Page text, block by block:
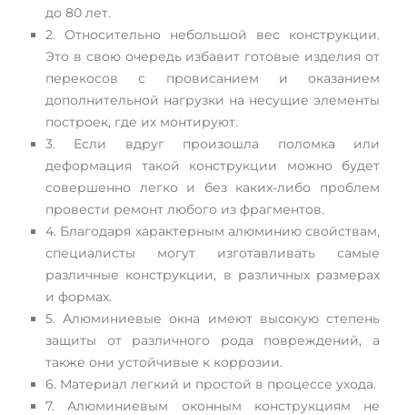
до 80 лет.
2. Относительно небольшой вес конструкции.
Это в свою очередь избавит готовые изделия от
перекосов с провисанием и оказанием
дополнительной нагрузки на несущие элементы
построек, где их монтируют.
3. Если вдруг произошла поломка или
деформация такой конструкции можно будет
совершенно легко и без каких-либо проблем
провести ремонт любого из фрагментов.
4. Благодаря характерным алюминию свойствам,
специалисты могут изготавливать самые
различные конструкции, в различных размерах
и формах.
5. Алюминиевые окна имеют высокую степень
защиты от различного рода повреждений, а
также они устойчивые к коррозии.
6. Материал легкий и простой в процессе ухода.
7. Алюминиевым оконным конструкциям не